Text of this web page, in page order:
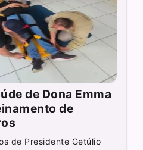
de Dona Emma
de
de Presidente Getúlio